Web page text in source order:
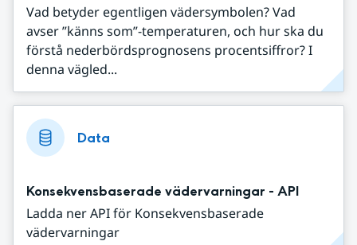
Vad betyder egentligen vädersymbolen? Vad
avser ”känns som”-temperaturen, och hur ska du
förstå nederbördsprognosens procentsiffror? I
denna vägled...
Data
Konsekvensbaserade vädervarningar - API
Ladda ner API för Konsekvensbaserade
vädervarningar